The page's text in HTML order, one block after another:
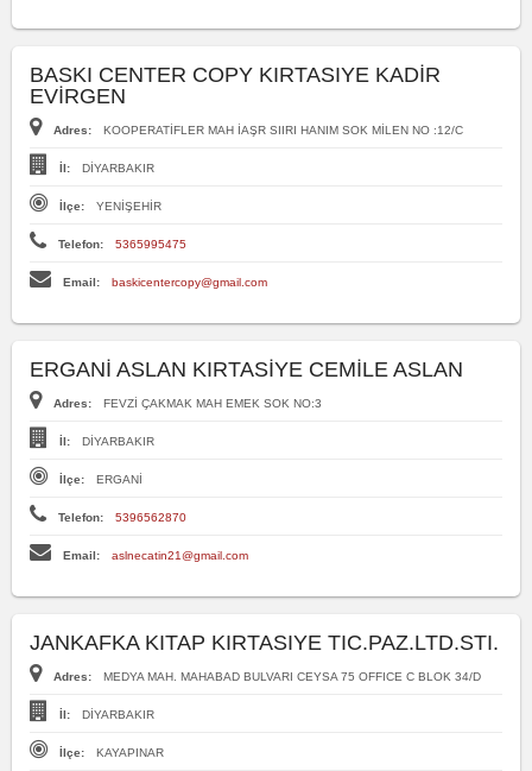
BASKI CENTER COPY KIRTASIYE KADİR
EVİRGEN
Adres: KOOPERATİFLER MAH İAŞR SIIRI HANIM SOK MİLEN NO :12/C
İl: DİYARBAKIR
İlçe: YENİŞEHİR
Telefon: 5365995475
Email: baskicentercopy@gmail.com
ERGANİ ASLAN KIRTASİYE CEMİLE ASLAN
Adres: FEVZİ ÇAKMAK MAH EMEK SOK NO:3
İl: DİYARBAKIR
İlçe: ERGANİ
Telefon: 5396562870
Email: aslnecatin21@gmail.com
JANKAFKA KITAP KIRTASIYE TIC.PAZ.LTD.STI.
Adres: MEDYA MAH. MAHABAD BULVARI CEYSA 75 OFFICE C BLOK 34/D
İl: DİYARBAKIR
İlçe: KAYAPINAR